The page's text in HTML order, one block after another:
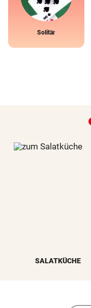
Solitär
SALATKÜCHE